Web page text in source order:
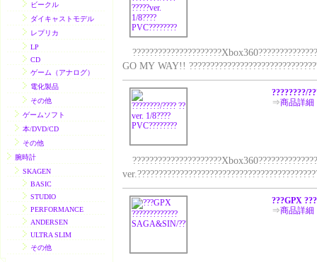
ビークル
ダイキャストモデル
レプリカ
LP
CD
ゲーム（アナログ）
電化製品
その他
ゲームソフト
本/DVD/CD
その他
腕時計
SKAGEN
BASIC
STUDIO
PERFORMANCE
ANDERSEN
ULTRA SLIM
その他
GO MY WAY!!
????????/
⇒商品詳細
???GPX
⇒商品詳細